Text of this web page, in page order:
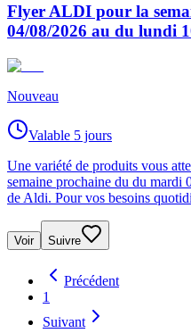
Flyer ALDI pour la
04/08/2026 au du lundi
Nouveau
Valable 5 jours
Une variété de produits vous
semaine prochaine du du
de Aldi. Pour vos besoins
Voir Suivre
Précédent
1
Suivant